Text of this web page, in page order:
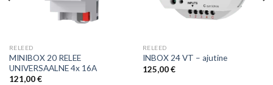
RELEED
MINIBOX 20 RELEE
UNIVERSAALNE 4x 16A
121,00€
RELEED
INBOX 24 VT – ajutine
125,00€